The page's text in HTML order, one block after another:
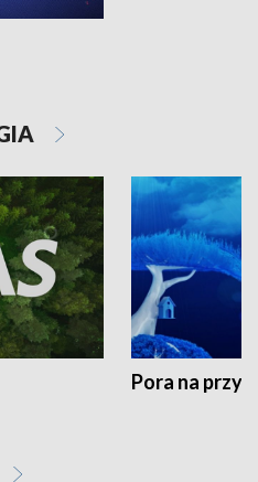
Pora na